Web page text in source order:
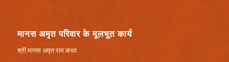
मानस अमृत परिवार के मूलभूत कार्य
श्री मानस अमृत राम कथा